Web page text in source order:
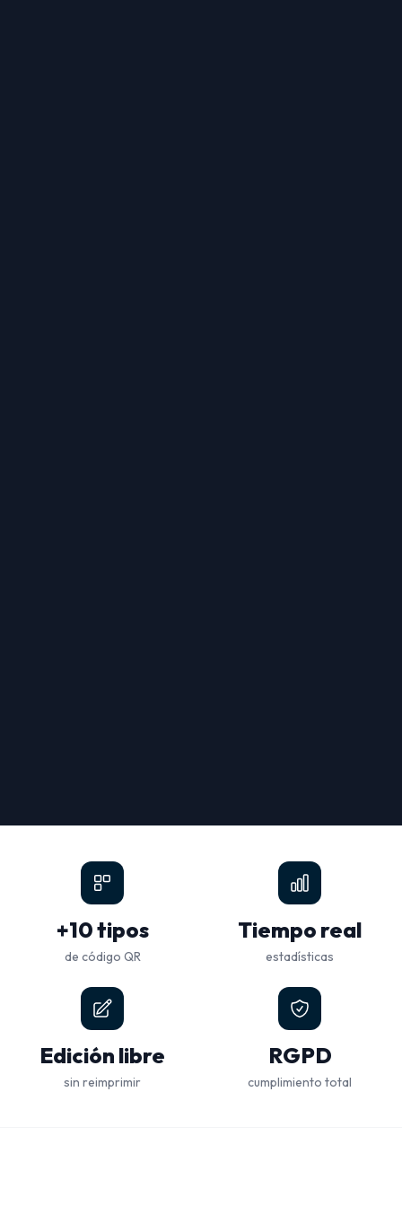
+10 tipos
de código QR
Tiempo real
estadísticas
Edición libre
sin reimprimir
RGPD
cumplimiento total